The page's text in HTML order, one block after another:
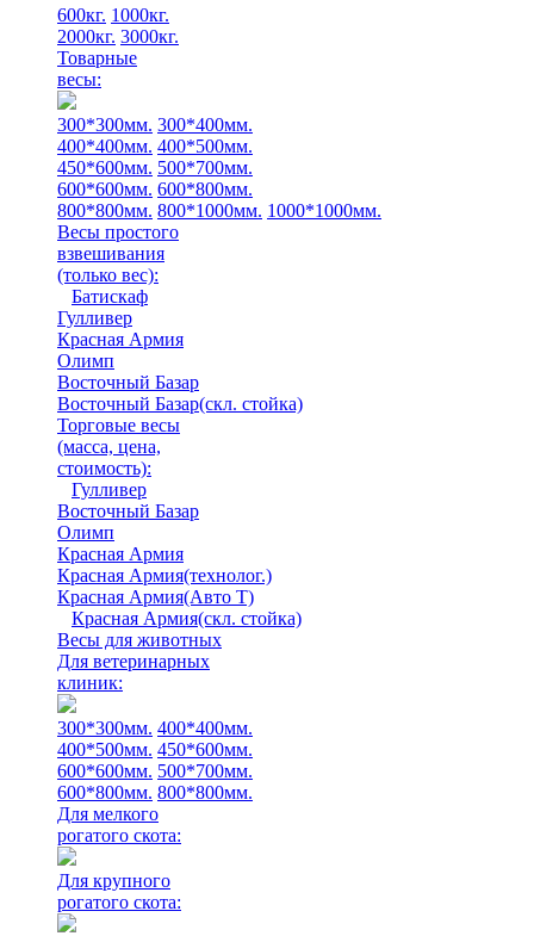
600кг. 1000кг.
2000кг. 3000кг.
Товарные
весы:
300*300мм. 300*400мм.
400*400мм. 400*500мм.
450*600мм. 500*700мм.
600*600мм. 600*800мм.
800*800мм. 800*1000мм. 1000*1000мм.
Весы простого
взвешивания
(только вес):
Батискаф
Гулливер
Красная Армия
Олимп
Восточный Базар
Восточный Базар(скл. стойка)
Торговые весы
(масса, цена,
стоимость):
Гулливер
Восточный Базар
Олимп
Красная Армия
Красная Армия(технолог.)
Красная Армия(Авто Т)
Красная Армия(скл. стойка)
Весы для животных
Для ветеринарных
клиник:
300*300мм. 400*400мм.
400*500мм. 450*600мм.
600*600мм. 500*700мм.
600*800мм. 800*800мм.
Для мелкого
рогатого скота:
Для крупного
рогатого скота: